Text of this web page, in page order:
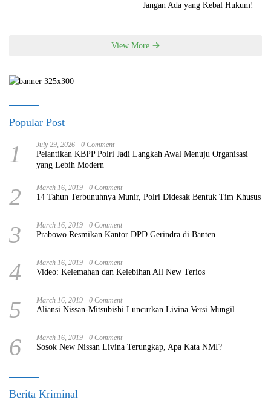
Jangan Ada yang Kebal Hukum!
View More
Popular Post
1 July 29, 2026 0 Comment
Pelantikan KBPP Polri Jadi Langkah Awal Menuju Organisasi
yang Lebih Modern
2 March 16, 2019 0 Comment
14 Tahun Terbunuhnya Munir, Polri Didesak Bentuk Tim Khusus
3 March 16, 2019 0 Comment
Prabowo Resmikan Kantor DPD Gerindra di Banten
4 March 16, 2019 0 Comment
Video: Kelemahan dan Kelebihan All New Terios
5 March 16, 2019 0 Comment
Aliansi Nissan-Mitsubishi Luncurkan Livina Versi Mungil
6 March 16, 2019 0 Comment
Sosok New Nissan Livina Terungkap, Apa Kata NMI?
Berita Kriminal